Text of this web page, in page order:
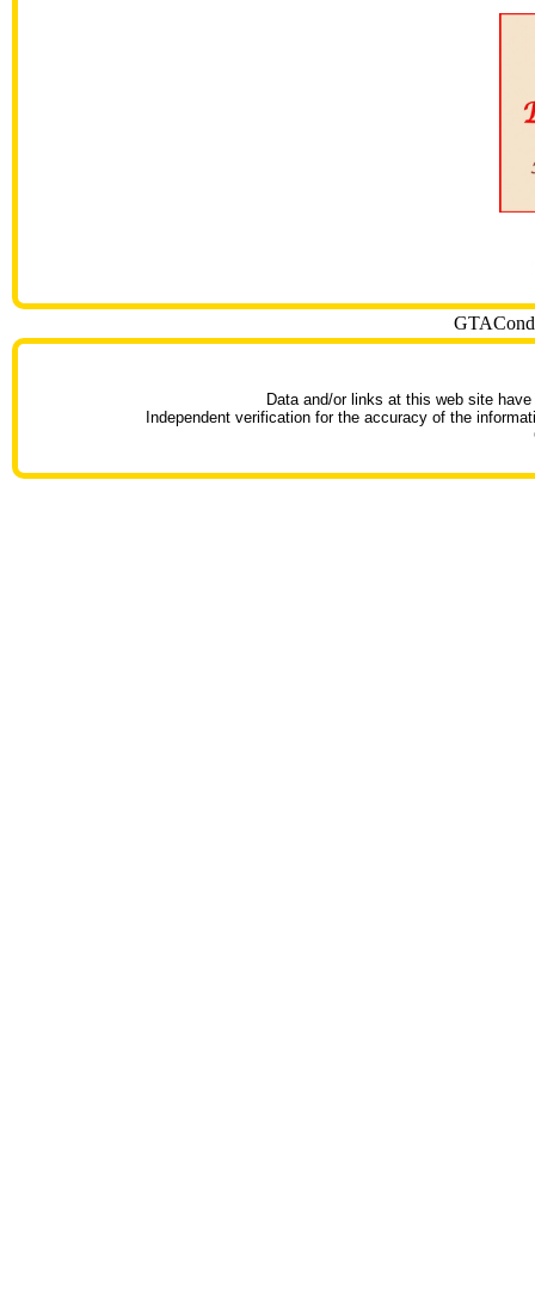
Data and/or links at this web site
Independent verification for the accuracy of the